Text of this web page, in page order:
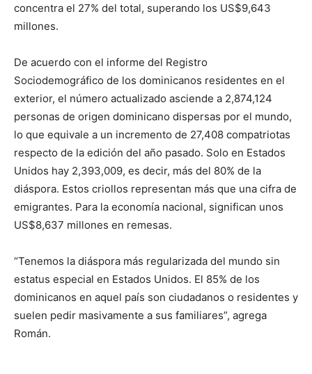
concentra el 27% del total, superando los US$9,643
millones.
De acuerdo con el informe del Registro
Sociodemográfico de los dominicanos residentes en el
exterior, el número actualizado asciende a 2,874,124
personas de origen dominicano dispersas por el mundo,
lo que equivale a un incremento de 27,408 compatriotas
respecto de la edición del año pasado. Solo en Estados
Unidos hay 2,393,009, es decir, más del 80% de la
diáspora. Estos criollos representan más que una cifra de
emigrantes. Para la economía nacional, significan unos
US$8,637 millones en remesas.
“Tenemos la diáspora más regularizada del mundo sin
estatus especial en Estados Unidos. El 85% de los
dominicanos en aquel país son ciudadanos o residentes y
suelen pedir masivamente a sus familiares”, agrega
Román.